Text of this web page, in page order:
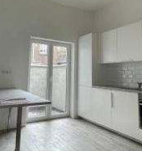
97 à Saint-
3 chambres disponibles
(1 chambre déjà
Chambre 2 : 385€�•
Environ 80€/